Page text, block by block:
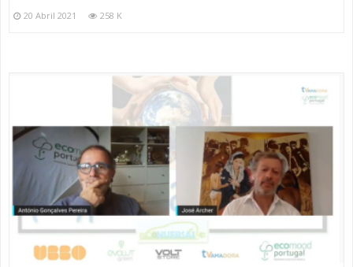
20 Abril 2021 258 K